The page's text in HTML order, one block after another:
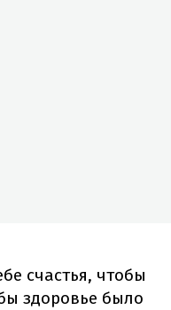
счастья, чтобы
здоровье было